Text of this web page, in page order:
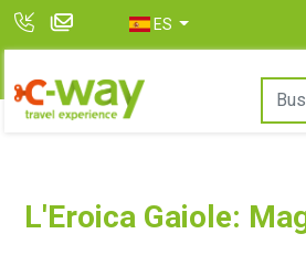
ES
L'Eroica Gaiole: